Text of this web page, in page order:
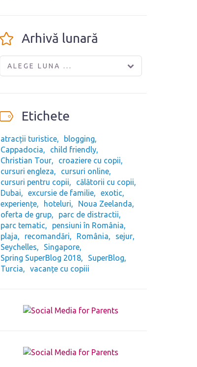
Arhivă lunară
ALEGE LUNA ...
Etichete
atracții turistice
blogging
Cappadocia
child friendly
Christian Tour
croaziere cu copii
cursuri engleza
cursuri online
cursuri pentru copii
călătorii cu copii
Dubai
excursie de familie
exotic
experiențe
hoteluri
Noua Zeelanda
oferta de grup
parc de distractii
parc tematic
pensiuni în România
plaja
recomandări România
sejur
Seychelles
Singapore
Spring SuperBlog 2018
SuperBlog
Turcia
vacanțe cu copiii